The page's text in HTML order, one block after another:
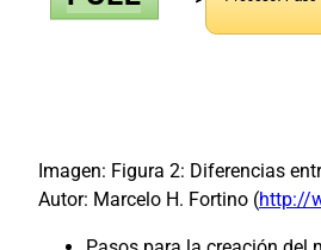
Imagen: Figura 2: Diferencias
Autor: Marcelo H. Fortino (http://